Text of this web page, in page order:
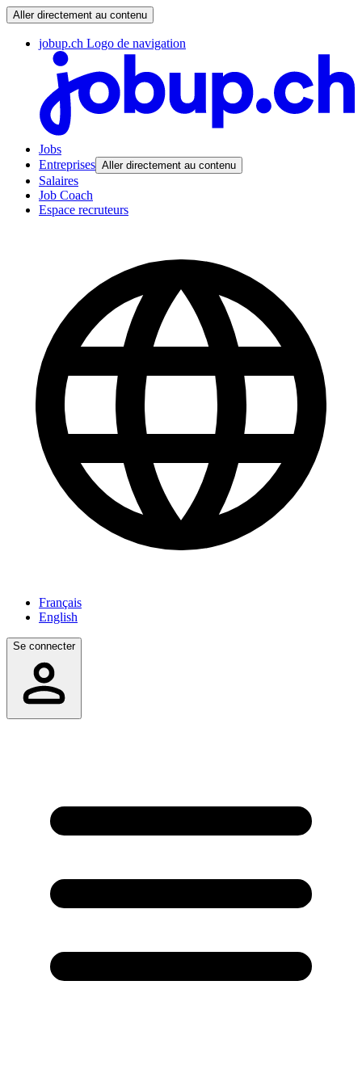
Aller directement au contenu
jobup.ch Logo de navigation
Jobs
Entreprises Aller directement au contenu
Salaires
Job Coach
Espace recruteurs
Français
English
Se connecter